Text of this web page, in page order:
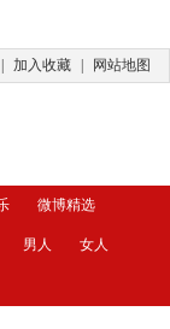
加入收藏 网站地图
微博精选
男人 女人